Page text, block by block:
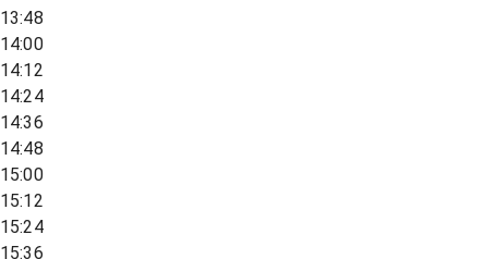
13:48
14:00
14:12
14:24
14:36
14:48
15:00
15:12
15:24
15:36